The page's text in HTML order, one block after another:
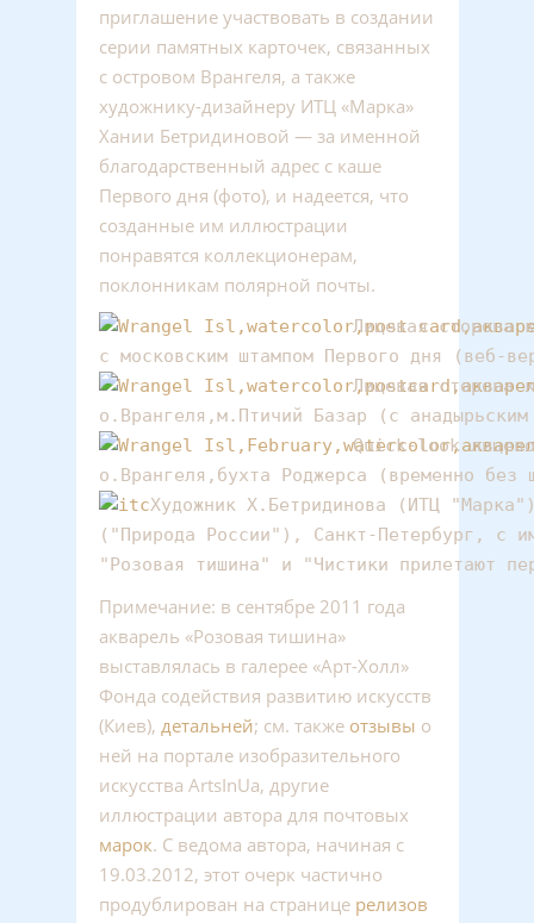
приглашение участвовать в создании
серии памятных карточек, связанных
с островом Врангеля, а также
художнику-дизайнеру ИТЦ «Марка»
Хании Бетридиновой — за именной
благодарственный адрес с каше
Первого дня (фото), и надеется, что
созданные им иллюстрации
понравятся коллекционерам,
поклонникам полярной почты.
Лицевая сторона
с московским штампом Первого дня (веб-
Лицевая сторона
о.Врангеля,м.Птичий Базар (с
Quick-look
о.Врангеля,бухта Роджерса (временно без
Художник Х.Бетридинова (ИТЦ
("Природа России"), Санкт-Петербург, с
"Розовая тишина" и "Чистики прилетают
Примечание: в сентябре 2011 года
акварель «Розовая тишина»
выставлялась в галерее «Арт-Холл»
Фонда содействия развитию искусств
(Киев), детальней; см. также отзывы о
ней на портале изобразительного
искусства ArtsInUa, другие
иллюстрации автора для почтовых
марок. С ведома автора, начиная с
19.03.2012, этот очерк частично
продублирован на странице релизов